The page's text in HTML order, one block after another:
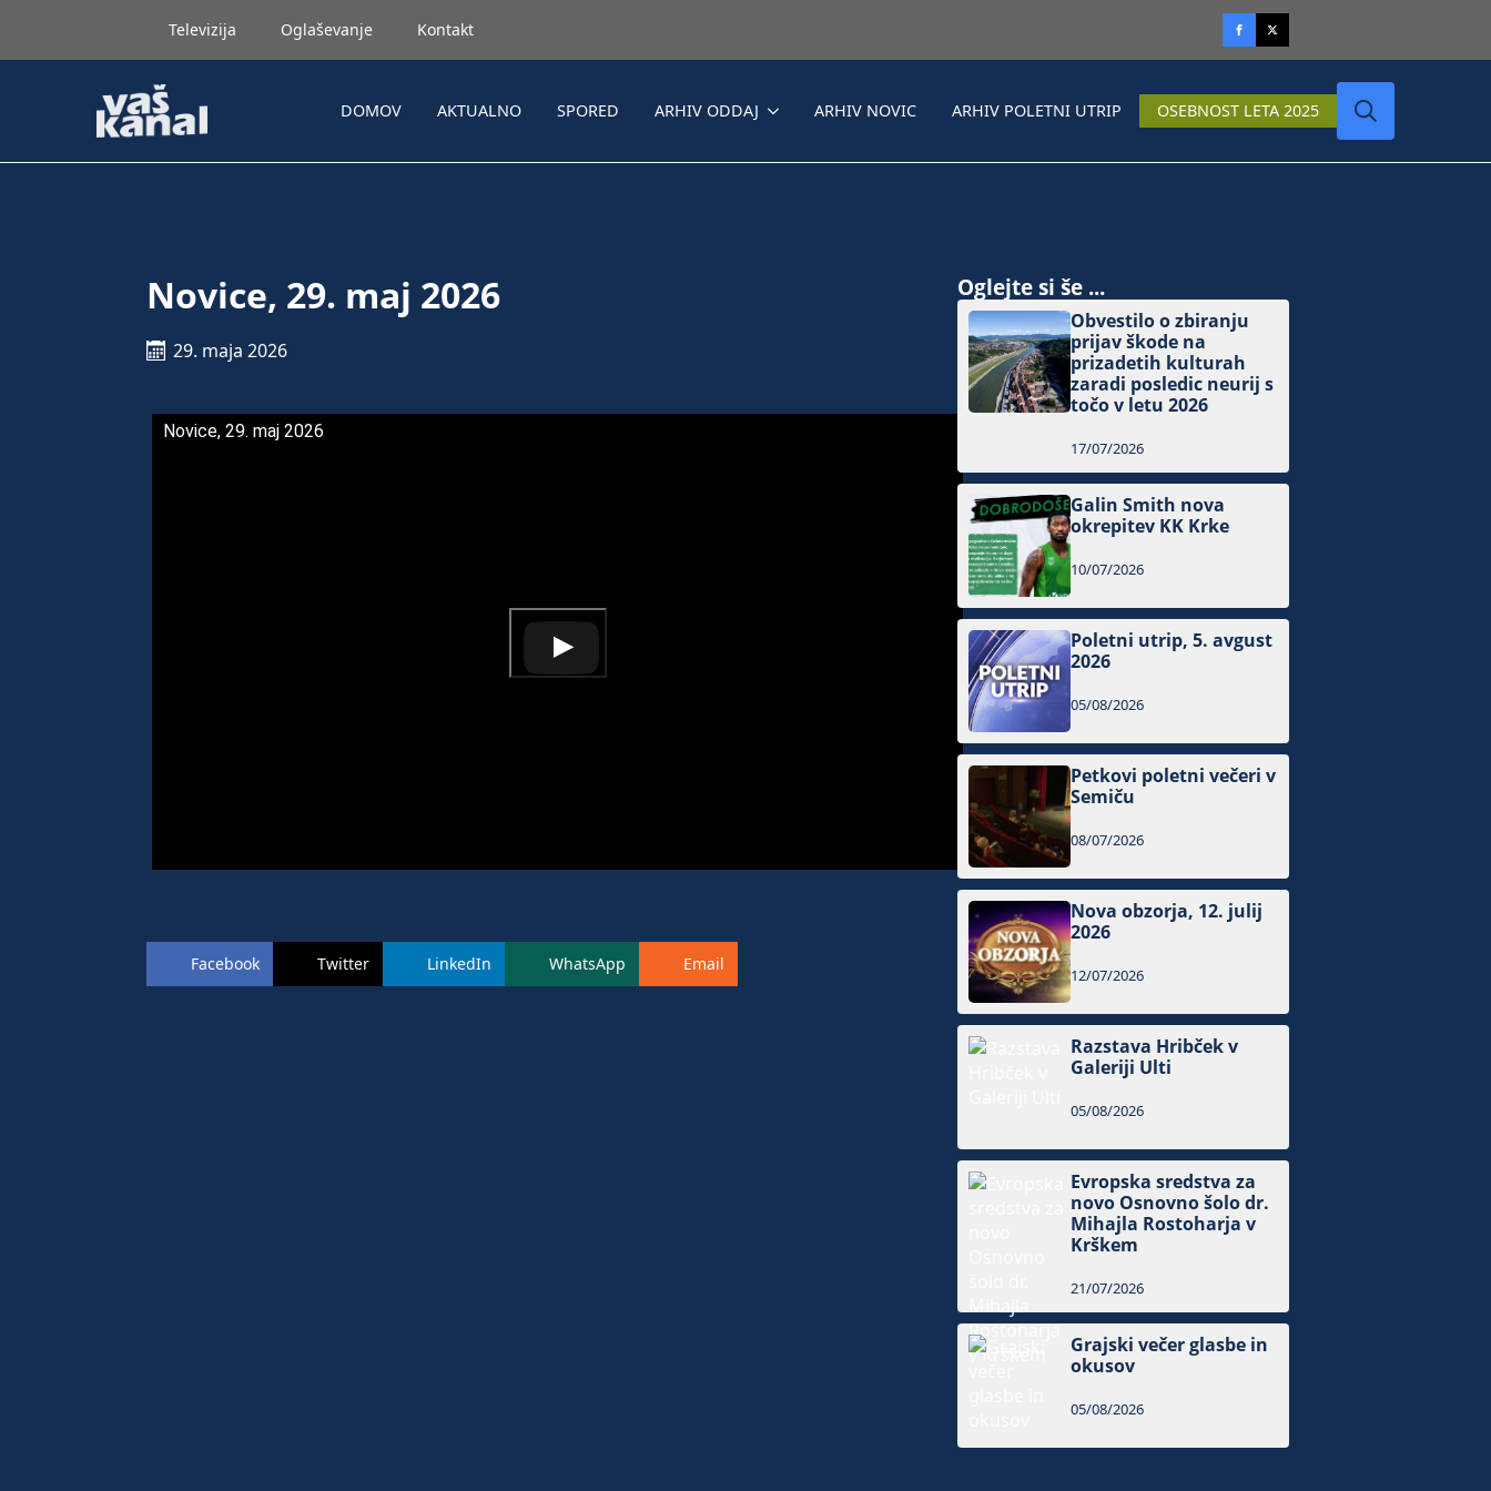
Televizija Oglaševanje Kontakt
DOMOV AKTUALNO SPORED ARHIV ODDAJ ARHIV NOVIC ARHIV POLETNI UTRIP OSEBNOST LETA 2025
Novice, 29. maj 2026
29. maja 2026
Novice, 29. maj 2026
Facebook Twitter LinkedIn WhatsApp Email
Oglejte si še ...
Obvestilo o zbiranju
prijav škode na
prizadetih kulturah
zaradi posledic neurij s
točo v letu 2026
17/07/2026
Galin Smith nova
okrepitev KK Krke
10/07/2026
Poletni utrip, 5. avgust
2026
05/08/2026
Petkovi poletni večeri v
Semiču
08/07/2026
Nova obzorja, 12. julij
2026
12/07/2026
Razstava Hribček v
Galeriji Ulti
05/08/2026
Evropska sredstva za
novo Osnovno šolo dr.
Mihajla Rostoharja v
Krškem
21/07/2026
Grajski večer glasbe in
okusov
05/08/2026